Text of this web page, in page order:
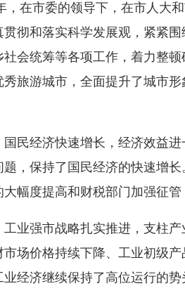
市委的领导下，在市人大和
贯彻和落实科学发展观，紧紧
社会统筹等各项工作，着力整
秀旅游城市，全面提升了城市
经济快速增长，经济效益进
题，保持了国民经济的快速增
幅度提高和财税部门加强征
强市战略扎实推进，支柱产
市场价格持续下降、工业初级
业经济继续保持了高位运行的